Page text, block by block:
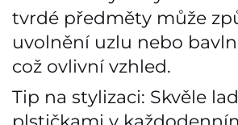
tvrdé předměty může
uvolnění uzlu nebo
což ovlivní vzhled.
Tip na stylizaci: Skvěle